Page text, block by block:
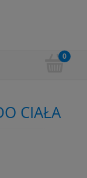
CIAŁA